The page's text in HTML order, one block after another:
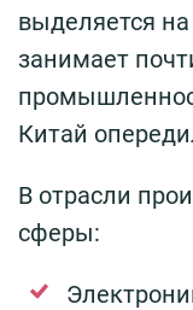
выделяется на
занимает
Китай
В отрасли
сферы: